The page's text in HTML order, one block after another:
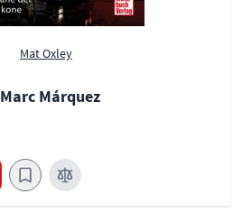
Mat Oxley
Marc Márquez